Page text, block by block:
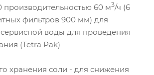
производительностью 60 м3/ч (6
фильтров 900 мм) для
воды для проведения
(Tetra Pak)
хранения соли - для снижения